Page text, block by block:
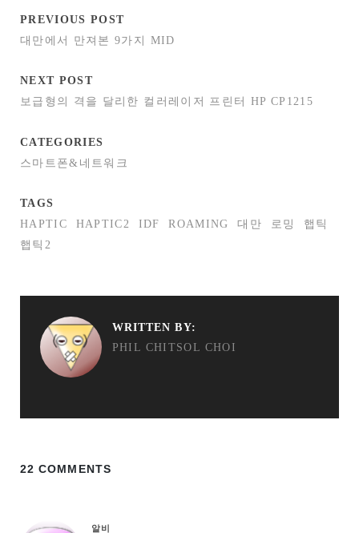
PREVIOUS POST
대만에서 만져본 9가지 MID
NEXT POST
보급형의 격을 달리한 컬러레이저 프린터 HP CP1215
CATEGORIES
스마트폰&네트워크
TAGS
HAPTIC
HAPTIC2 IDF ROAMING 대만 로밍
햅틱
햅틱2
WRITTEN BY:
PHIL CHITSOL CHOI
22 COMMENTS
알비